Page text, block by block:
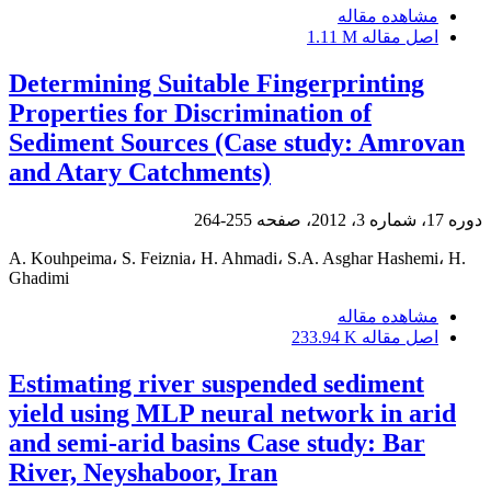
مشاهده مقاله
اصل مقاله 1.11 M
Determining Suitable Fingerprinting
Properties for Discrimination of
Sediment Sources (Case study: Amrovan
and Atary Catchments)
دوره 17، شماره 3، 2012، صفحه 255-264
A. Kouhpeima، S. Feiznia، H. Ahmadi، S.A. Asghar Hashemi، H.
Ghadimi
مشاهده مقاله
اصل مقاله 233.94 K
Estimating river suspended sediment
yield using MLP neural network in arid
and semi-arid basins Case study: Bar
River, Neyshaboor, Iran